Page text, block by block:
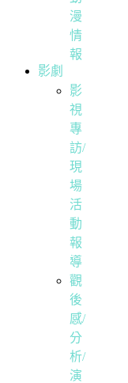
漫
情
報
影劇
影
視
專
訪/
現
場
活
動
報
導
觀
後
感/
分
析/
演